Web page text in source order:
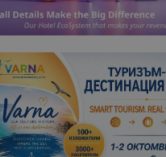
съгласието
на сайта.